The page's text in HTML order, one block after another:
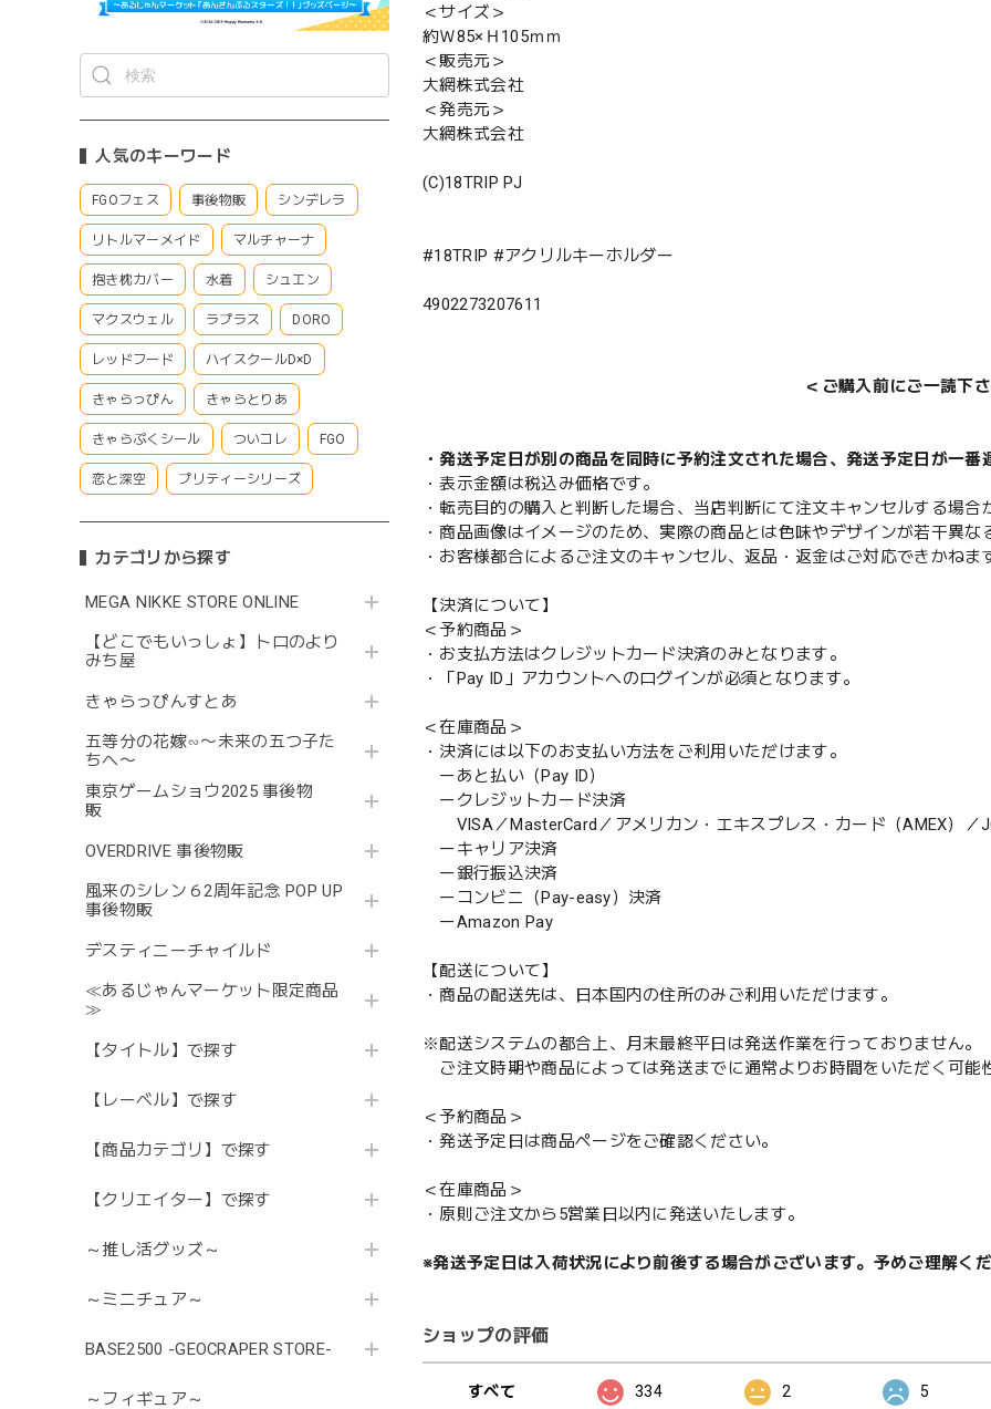
人気のキーワード
FGOフェス 事後物販 シンデレラ
リトルマーメイド マルチャーナ
抱き枕カバー 水着 シュエン
マクスウェル ラプラス DORO
レッドフード ハイスクールD×D
きゃらっぴん きゃらとりあ
きゃらぷくシール ついコレ FGO
恋と深空 プリティーシリーズ
カテゴリから探す
MEGA NIKKE STORE ONLINE
【どこでもいっしょ】トロのより
みち屋
きゃらっぴんすとあ
五等分の花嫁∽〜未来の五つ子た
ちへ〜
東京ゲームショウ2025 事後物
販
OVERDRIVE 事後物販
風来のシレン６2周年記念 POP UP
事後物販
デスティニーチャイルド
≪あるじゃんマーケット限定商品
≫
【タイトル】で探す
【レーベル】で探す
【商品カテゴリ】で探す
【クリエイター】で探す
～推し活グッズ～
～ミニチュア～
BASE2500 -GEOCRAPER STORE-
～フィギュア～
＜サイズ＞
約Ｗ85×Ｈ105ｍｍ
＜販売元＞
大網株式会社
＜発売元＞
大網株式会社
(C)18TRIP PJ
#18TRIP #アクリルキーホルダー
4902273207611
＜ご購入前にご一読下
・発送予定日が別の商品を同時に予約注文された場合、発送予定日が一
・表示金額は税込み価格です。
・転売目的の購入と判断した場合、当店判断にて注文キャンセルする場合
・商品画像はイメージのため、実際の商品とは色味やデザインが若干異な
・お客様都合によるご注文のキャンセル、返品・返金はご対応できかねま
【決済について】
＜予約商品＞
・お支払方法はクレジットカード決済のみとなります。
・「Pay ID」アカウントへのログインが必須となります。
＜在庫商品＞
・決済には以下のお支払い方法をご利用いただけます。
ーあと払い（Pay ID）
ークレジットカード決済
VISA／MasterCard／アメリカン・エキスプレス・カード（AMEX）／
ーキャリア決済
ー銀行振込決済
ーコンビニ（Pay-easy）決済
ーAmazon Pay
【配送について】
・商品の配送先は、日本国内の住所のみご利用いただけます。
※配送システムの都合上、月末最終平日は発送作業を行っておりません。
ご注文時期や商品によっては発送までに通常よりお時間をいただく可能
＜予約商品＞
・発送予定日は商品ページをご確認ください。
＜在庫商品＞
・原則ご注文から5営業日以内に発送いたします。
※発送予定日は入荷状況により前後する場合がございます。予めご理解く
ショップの評価
すべて 334 2 5